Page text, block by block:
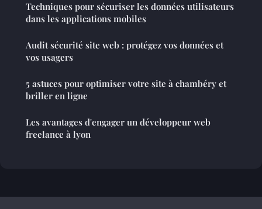
Techniques pour sécuriser les données utilisateurs
dans les applications mobiles
Audit sécurité site web : protégez vos données et
vos usagers
5 astuces pour optimiser votre site à chambéry et
briller en ligne
Les avantages d'engager un développeur web
freelance à lyon